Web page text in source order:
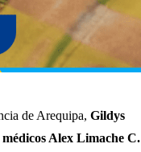
de Arequipa, Gildys
Alex Limache C.